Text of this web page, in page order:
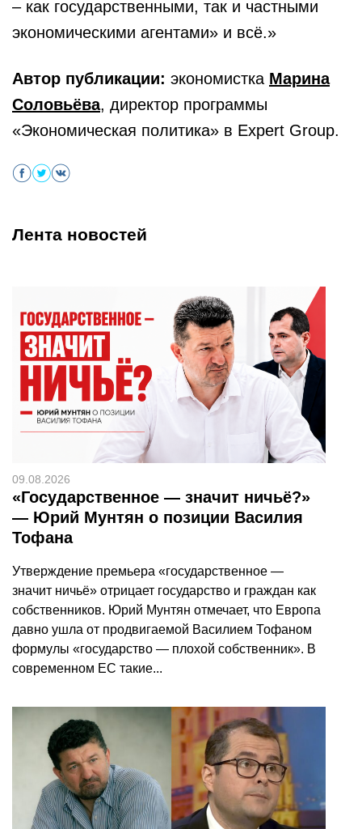
– как государственными, так и частными
экономическими агентами» и всё.»
Автор публикации: экономистка Марина
Соловьёва, директор программы
«Экономическая политика» в Expert Group.
Лента новостей
09.08.2026
«Государственное — значит ничьё?»
— Юрий Мунтян о позиции Василия
Тофана
Утверждение премьера «государственное —
значит ничьё» отрицает государство и граждан как
собственников. Юрий Мунтян отмечает, что Европа
давно ушла от продвигаемой Василием Тофаном
формулы «государство — плохой собственник». В
современном ЕС такие...